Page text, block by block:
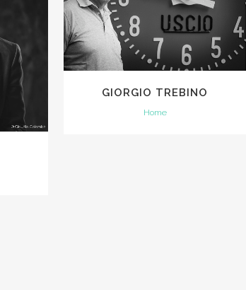
GIORGIO TREBINO
Home